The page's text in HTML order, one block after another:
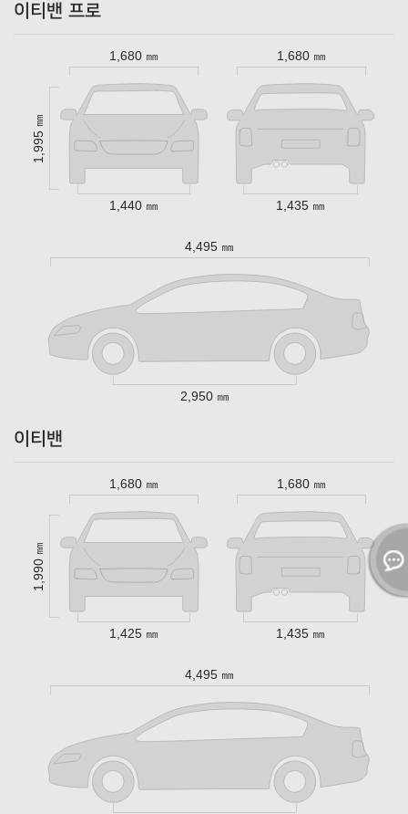
이티밴 프로
1,680 ㎜ 1,680 ㎜
1,995 ㎜
1,440 ㎜ 1,435 ㎜
4,495 ㎜
2,950 ㎜
이티밴
1,680 ㎜ 1,680 ㎜
1,990 ㎜
1,425 ㎜ 1,435 ㎜
4,495 ㎜